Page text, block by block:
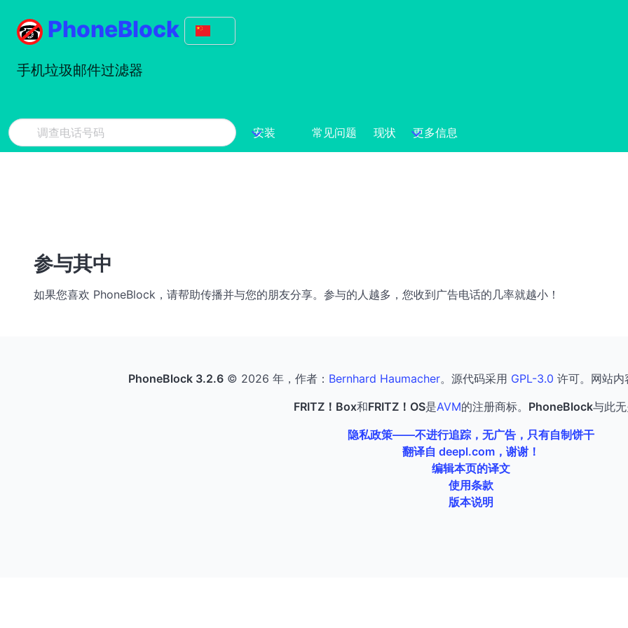
PhoneBlock
手机垃圾邮件过滤器
安装 常见问题 现状 更多信息
参与其中
如果您喜欢 PhoneBlock，请帮助传播并与您的朋友分享。参与的人越多，您收到广告电话的几率就越小！
PhoneBlock 3.2.6© 2026 年，作者： Bernhard Haumacher。源代码采用 GPL-3.0 许可。网站
FRITZ！Box和FRITZ！OS是AVM的注册商标。 PhoneBlock与此
隐私政策——不进行追踪，无广告，只有自制饼干
翻译自 deepl.com，谢谢！
编辑本页的译文
使用条款
版本说明